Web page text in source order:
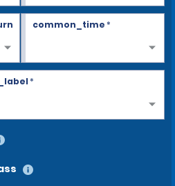
common_time*
*